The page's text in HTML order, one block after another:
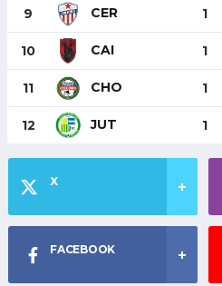
9 CER 1
10 CAI 1
11 CHO 1
12 JUT 1
X
FACEBOOK